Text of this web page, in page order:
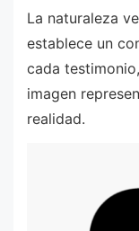
La naturaleza
establece un
cada
imagen
realidad.